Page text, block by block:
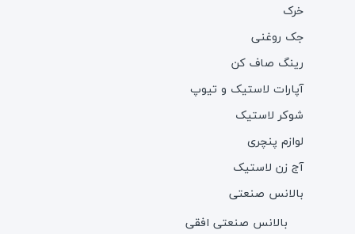
خرک
جک روغنی
رینگ صاف کن
آپارات لاستیک و تیوپ
شوکر لاستیک
لوازم پنچری
آج زن لاستیک
بالانس صنعتی
بالانس صنعتی افقی